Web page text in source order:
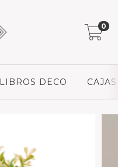
0
LIBROS DECO CAJAS